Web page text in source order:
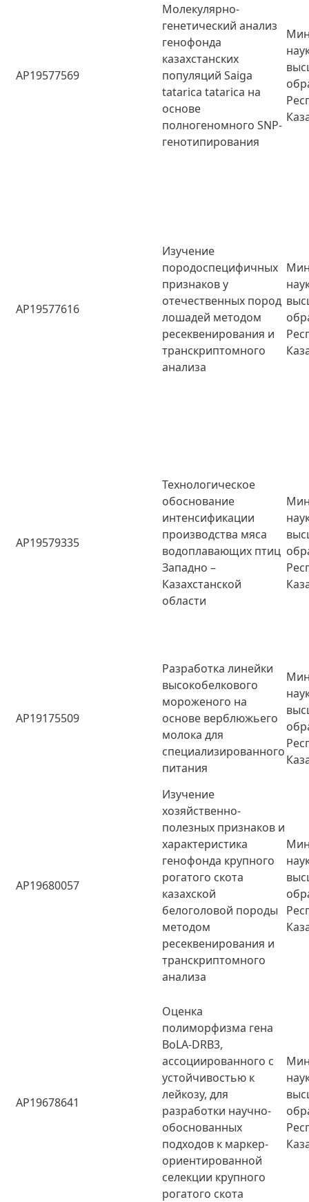
AP19577569
Молекулярно-
генетический анализ
генофонда
казахстанских
популяций Saiga
tatarica tatarica на
основе
полногеномного SNP-
генотипирования
AP19577616
Изучение
породоспецифичных
признаков у
отечественных пород
лошадей методом
ресеквенирования и
транскриптомного
анализа
AP19579335
Технологическое
обоснование
интенсификации
производства мяса
водоплавающих птиц
Западно –
Казахстанской
области
AP19175509
Разработка линейки
высокобелкового
мороженого на
основе верблюжьего
молока для
специализированного
питания
AP19680057
Изучение
хозяйственно-
полезных признаков и
характеристика
генофонда крупного
рогатого скота
казахской
белоголовой породы
методом
ресеквенирования и
транскриптомного
анализа
AP19678641
Оценка
полиморфизма гена
BoLA-DRB3,
ассоциированного с
устойчивостью к
лейкозу, для
разработки научно-
обоснованных
подходов к маркер-
ориентированной
селекции крупного
рогатого скота